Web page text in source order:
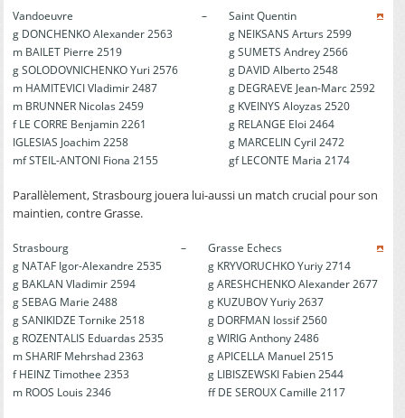
Vandoeuvre –
Saint Quentin
g DONCHENKO Alexander 2563
g NEIKSANS Arturs 2599
m BAILET Pierre 2519
g SUMETS Andrey 2566
g SOLODOVNICHENKO Yuri 2576
g DAVID Alberto 2548
m HAMITEVICI Vladimir 2487
g DEGRAEVE Jean-Marc 2592
m BRUNNER Nicolas 2459
g KVEINYS Aloyzas 2520
f LE CORRE Benjamin 2261
g RELANGE Eloi 2464
IGLESIAS Joachim 2258
g MARCELIN Cyril 2472
mf STEIL-ANTONI Fiona 2155
gf LECONTE Maria 2174
Parallèlement, Strasbourg jouera lui-aussi un match crucial pour son
maintien, contre Grasse.
Strasbourg –
Grasse Echecs
g NATAF Igor-Alexandre 2535
g KRYVORUCHKO Yuriy 2714
g BAKLAN Vladimir 2594
g ARESHCHENKO Alexander 2677
g SEBAG Marie 2488
g KUZUBOV Yuriy 2637
g SANIKIDZE Tornike 2518
g DORFMAN Iossif 2560
g ROZENTALIS Eduardas 2535
g WIRIG Anthony 2486
m SHARIF Mehrshad 2363
g APICELLA Manuel 2515
f HEINZ Timothee 2353
g LIBISZEWSKI Fabien 2544
m ROOS Louis 2346
ff DE SEROUX Camille 2117